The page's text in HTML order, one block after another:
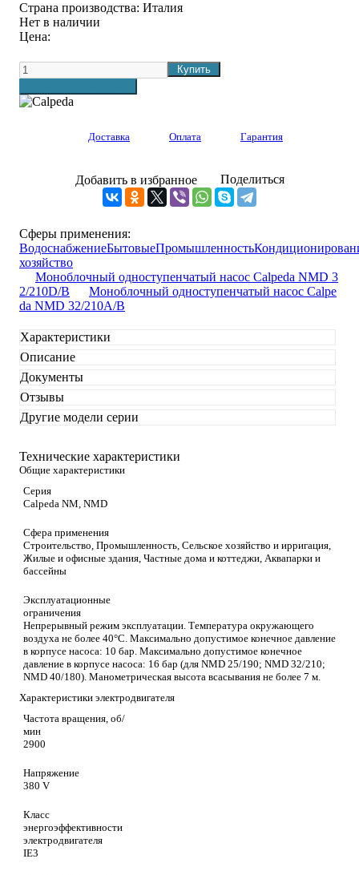
Страна производства: Италия
Нет в наличии
Цена:
Доставка Оплата Гарантия
Добавить в избранное Поделиться
Сферы применения:
ВодоснабжениеБытовыеПромышленность
хозяйство
Моноблочный одноступенчатый насос Calpeda NMD 3
2/210D/B
Моноблочный одноступенчатый насос Calpe
da NMD 32/210A/B
Характеристики
Описание
Документы
Отзывы
Другие модели серии
Технические характеристики
Общие характеристики
Серия
Calpeda NM, NMD
Сфера применения
Строительство, Промышленность, Сельское хозяйство и ирригация,
Жилые и офисные здания, Частные дома и коттеджи, Аквапарки и
бассейны
Эксплуатационные
ограничения
Непрерывный режим эксплуатации. Температура окружающего
воздуха не более 40°C. Максимально допустимое конечное давление
в корпусе насоса: 10 бар. Максимально допустимое конечное
давление в корпусе насоса: 16 бар (для NMD 25/190; NMD 32/210;
NMD 40/180). Манометрическая высота всасывания не более 7 м.
Характеристики электродвигателя
Частота вращения, об/
мин
2900
Напряжение
380 V
Класс
энергоэффективности
электродвигателя
IE3